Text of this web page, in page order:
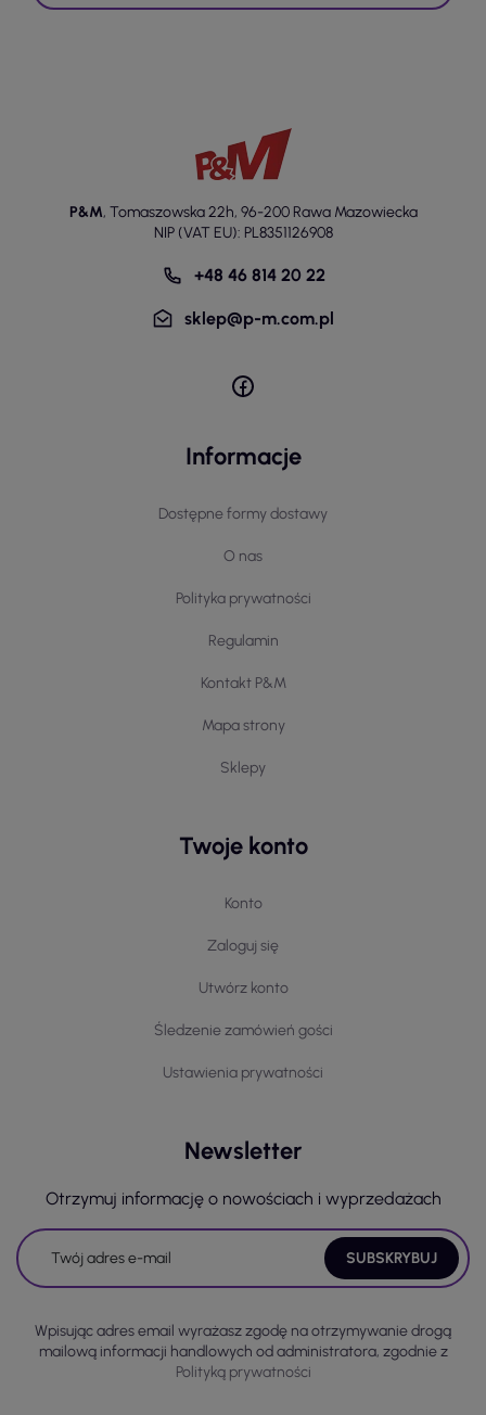
P&M, Tomaszowska 22h, 96-200 Rawa Mazowiecka
NIP (VAT EU): PL8351126908
+48 46 814 20 22
sklep@p-m.com.pl
Informacje
Dostępne formy dostawy
O nas
Polityka prywatności
Regulamin
Kontakt P&M
Mapa strony
Sklepy
Twoje konto
Konto
Zaloguj się
Utwórz konto
Śledzenie zamówień gości
Ustawienia prywatności
Newsletter
Otrzymuj informację o nowościach i wyprzedażach
Wpisując adres email wyrażasz zgodę na otrzymywanie drogą
mailową informacji handlowych od administratora, zgodnie z
Polityką prywatności